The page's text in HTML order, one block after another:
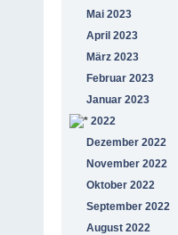
Mai 2023
April 2023
März 2023
Februar 2023
Januar 2023
2022
Dezember 2022
November 2022
Oktober 2022
September 2022
August 2022